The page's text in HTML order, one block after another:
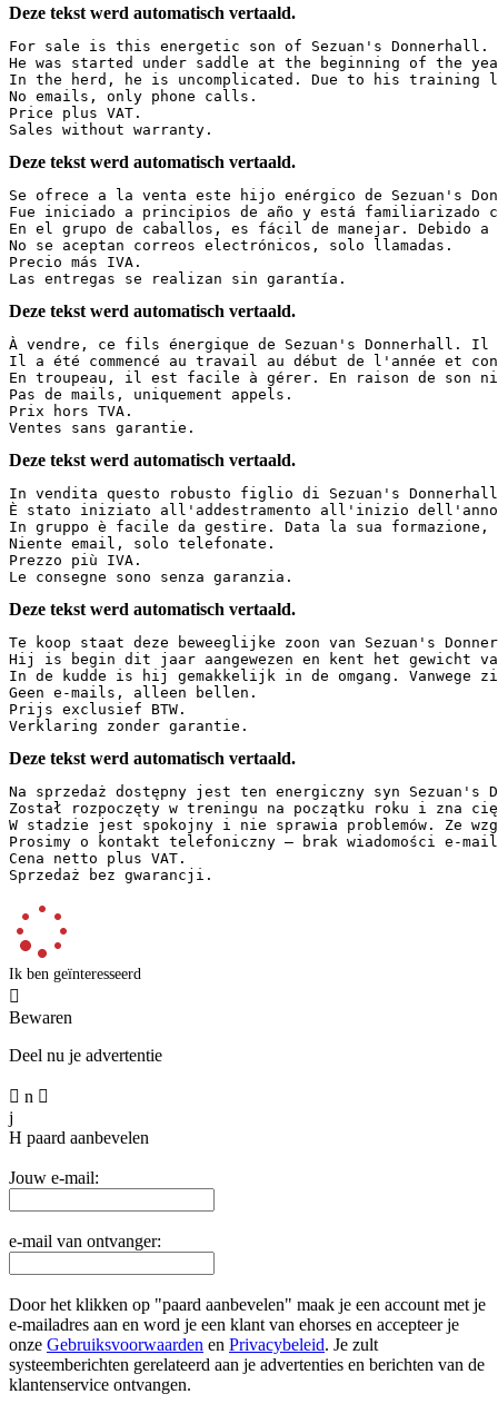
Deze tekst werd automatisch vertaald.
For sale is this energetic son of Sezuan's
He was started under saddle at the beginning of the
In the herd, he is uncomplicated. Due to his
No emails, only phone calls.
Price plus VAT.
Sales without warranty.
Deze tekst werd automatisch vertaald.
Se ofrece a la venta este hijo enérgico de Sezuan's
Fue iniciado a principios de año y está familiarizado
En el grupo de caballos, es fácil de manejar. Debido
No se aceptan correos electrónicos, solo llamadas.
Precio más IVA.
Las entregas se realizan sin garantía.
Deze tekst werd automatisch vertaald.
À vendre, ce fils énergique de Sezuan's Donnerhall.
Il a été commencé au travail au début de l'année et
En troupeau, il est facile à gérer. En raison de son
Pas de mails, uniquement appels.
Prix hors TVA.
Ventes sans garantie.
Deze tekst werd automatisch vertaald.
In vendita questo robusto figlio di Sezuan's
È stato iniziato all'addestramento all'inizio dell'anno
In gruppo è facile da gestire. Data la sua
Niente email, solo telefonate.
Prezzo più IVA.
Le consegne sono senza garanzia.
Deze tekst werd automatisch vertaald.
Te koop staat deze beweeglijke zoon van Sezuan's
Hij is begin dit jaar aangewezen en kent het gewicht
In de kudde is hij gemakkelijk in de omgang.
Geen e-mails, alleen bellen.
Prijs exclusief BTW.
Verklaring zonder garantie.
Deze tekst werd automatisch vertaald.
Na sprzedaż dostępny jest ten energiczny syn
Został rozpoczęty w treningu na początku roku i zna
W stadzie jest spokojny i nie sprawia problemów. Ze
Prosimy o kontakt telefoniczny – brak wiadomości e-
Cena netto plus VAT.
Sprzedaż bez gwarancji.
Ik ben geïnteresseerd

Bewaren
Deel nu je advertentie
 n 
j
H paard aanbevelen
Jouw e-mail:
e-mail van ontvanger:
Door het klikken op "paard aanbevelen" maak je een account met je
e-mailadres aan en word je een klant van ehorses en accepteer je
onze Gebruiksvoorwaarden en Privacybeleid. Je zult
systeemberichten gerelateerd aan je advertenties en berichten van de
klantenservice ontvangen.